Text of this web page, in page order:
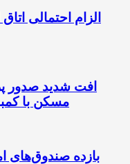
الزام احتمالی
افت شدید صدور
مسکن با
بازده صندوق‌های